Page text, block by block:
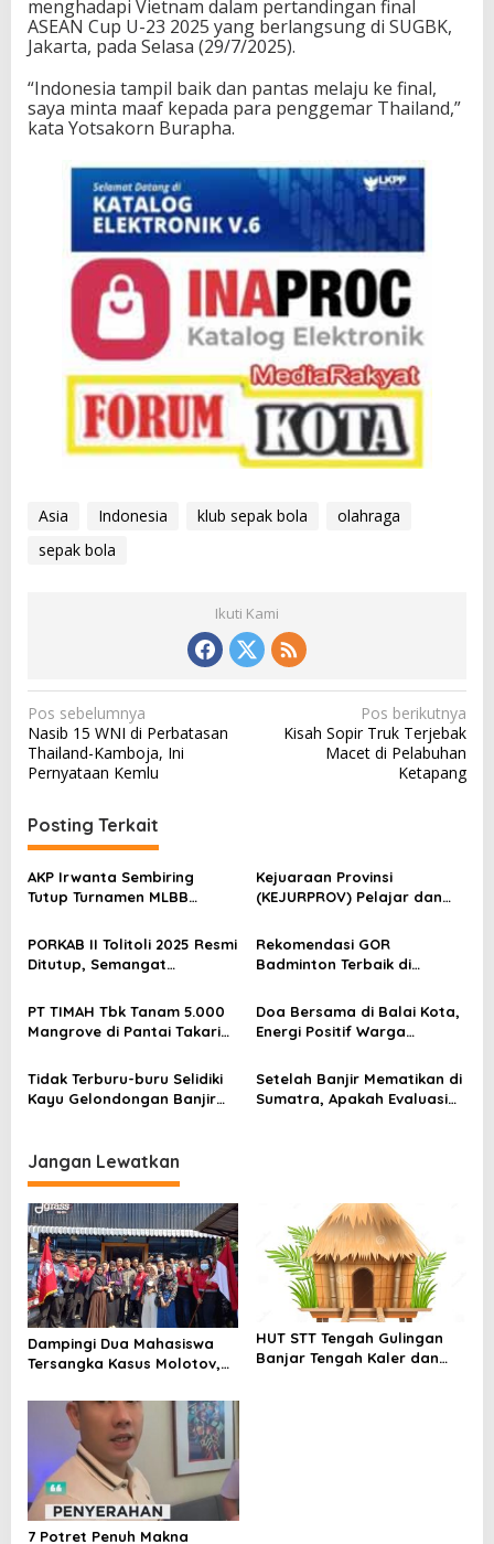
menghadapi Vietnam dalam pertandingan final
ASEAN Cup U-23 2025 yang berlangsung di SUGBK,
Jakarta, pada Selasa (29/7/2025).
“Indonesia tampil baik dan pantas melaju ke final,
saya minta maaf kepada para penggemar Thailand,”
kata Yotsakorn Burapha.
Asia Indonesia klub sepak bola
olahraga
sepak bola
Ikuti Kami
N
a
v
g
a
s
p
s
Pos sebelumnya
Nasib 15 WNI di Perbatasan
Thailand-Kamboja, Ini
Pernyataan Kemlu
Pos berikutnya
Kisah Sopir Truk Terjebak
Macet di Pelabuhan
Ketapang
Posting Terkait
AKP Irwanta Sembiring
Tutup Turnamen MLBB
Yubensewan A Dominasi
Final
Kejuaraan Provinsi
(KEJURPROV) Pelajar dan
Tengah 2025
PORKAB II Tolitoli 2025 Resmi
Ditutup, Semangat
Penutupan
Rekomendasi GOR
Badminton Terbaik di
Cocok untuk Latihan Harian
PT TIMAH Tbk Tanam 5.000
Mangrove di Pantai Takari
Perubahan Iklim
Doa Bersama di Balai Kota,
Energi Positif Warga
Tidak Terburu-buru Selidiki
Kayu Gelondongan Banjir
Setelah Banjir Mematikan di
Sumatra, Apakah Evaluasi
Jangan Lewatkan
Dampingi Dua Mahasiswa
Tersangka Kasus Molotov,
Perkara Terlalu Dipaksakan
HUT STT Tengah Gulingan
Banjar Tengah Kaler dan
7 Potret Penuh Makna